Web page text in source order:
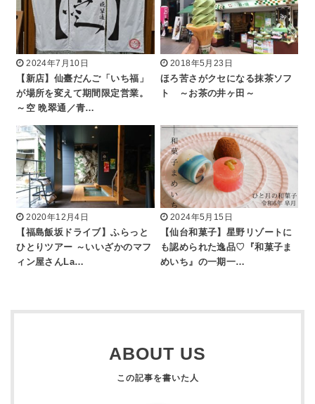
2024年7月10日
【新店】仙臺だんご「いち福」
が場所を変えて期間限定営業。
～空 晩翠通／青…
2018年5月23日
ほろ苦さがクセになる抹茶ソフ
ト ～お茶の井ヶ田～
2020年12月4日
【福島飯坂ドライブ】ふらっと
ひとりツアー ～いいざかのマフ
ィン屋さんLa…
2024年5月15日
【仙台和菓子】星野リゾートに
も認められた逸品♡『和菓子ま
めいち』の一期一…
ABOUT US